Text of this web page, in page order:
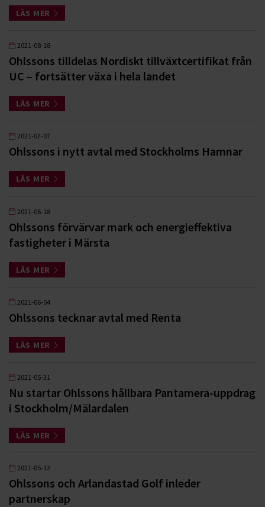
LÄS MER
2021-08-18
Ohlssons tilldelas Nordiskt tillväxtcertifikat från
UC – fortsätter växa i hela landet
LÄS MER
2021-07-07
Ohlssons i nytt avtal med Stockholms Hamnar
LÄS MER
2021-06-18
Ohlssons förvärvar mark och energieffektiva
fastigheter i Märsta
LÄS MER
2021-06-04
Ohlssons tecknar avtal med Renta
LÄS MER
2021-05-31
Nu startar Ohlssons hållbara Pantamera-uppdrag
i Stockholm/Mälardalen
LÄS MER
2021-05-12
Ohlssons och Arlandastad Golf inleder
partnerskap